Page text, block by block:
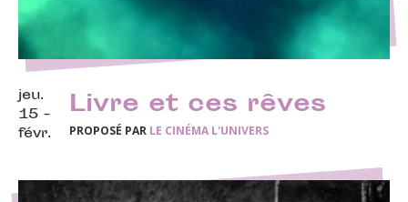
jeu.
15 -
févr.
Livre et ces rêves
PROPOSÉ PAR LE CINÉMA L'UNIVERS